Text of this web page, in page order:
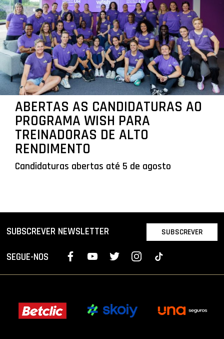
ABERTAS AS CANDIDATURAS AO
PROGRAMA WISH PARA
TREINADORAS DE ALTO
RENDIMENTO
Candidaturas abertas até 5 de agosto
SUBSCREVER NEWSLETTER SUBSCREVER
SEGUE-NOS